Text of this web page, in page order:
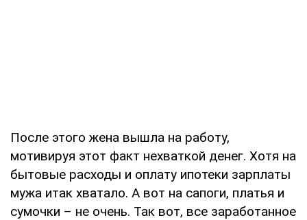
После этого жена вышла на работу,
мотивируя этот факт нехваткой денег. Хотя на
бытовые расходы и оплату ипотеки зарплаты
мужа итак хватало. А вот на сапоги, платья и
сумочки – не очень. Так вот, все заработанное